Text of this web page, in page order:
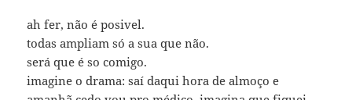
ah fer, não é posivel.
todas ampliam só a sua que não.
será que é so comigo.
imagine o drama: saí daqui hora de almoço e